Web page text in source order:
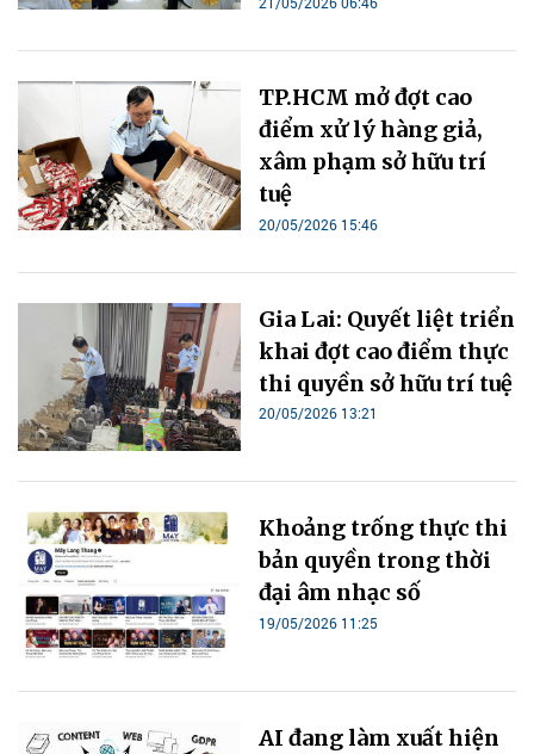
TP.HCM mở đợt cao
điểm xử lý hàng giả,
xâm phạm sở hữu trí
tuệ
20/05/2026 15:46
Gia Lai: Quyết liệt triển
khai đợt cao điểm thực
thi quyền sở hữu trí tuệ
20/05/2026 13:21
Khoảng trống thực thi
bản quyền trong thời
đại âm nhạc số
19/05/2026 11:25
AI đang làm xuất hiện